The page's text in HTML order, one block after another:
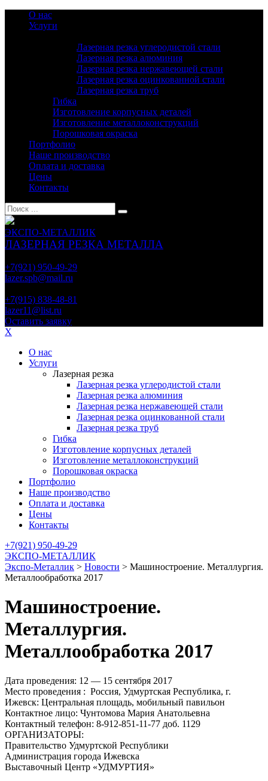
О нас
Услуги
Лазерная резка углеродистой стали
Лазерная резка алюминия
Лазерная резка нержавеющей стали
Лазерная резка оцинкованной стали
Лазерная резка труб
Гибка
Изготовление корпусных деталей
Изготовление металлоконструкций
Порошковая окраска
Портфолио
Наше производство
Оплата и доставка
Цены
Контакты
ЭКСПО-МЕТАЛЛИК
ЛАЗЕРНАЯ РЕЗКА МЕТАЛЛА
+7(921) 950-49-29
lazer.spb@mail.ru
+7(915) 838-48-81
lazer11@list.ru
Оставить заявку
X
О нас
Услуги
Лазерная резка
Лазерная резка углеродистой стали
Лазерная резка алюминия
Лазерная резка нержавеющей стали
Лазерная резка оцинкованной стали
Лазерная резка труб
Гибка
Изготовление корпусных деталей
Изготовление металлоконструкций
Порошковая окраска
Портфолио
Наше производство
Оплата и доставка
Цены
Контакты
+7(921) 950-49-29
ЭКСПО-МЕТАЛЛИК
Экспо-Металлик > Новости > Машиностроение. Металлургия.
Металлообработка 2017
Машиностроение.
Металлургия.
Металлообработка 2017
Дата проведения: 12 — 15 сентября 2017
Место проведения : Россия, Удмуртская Республика, г.
Ижевск: Центральная площадь, мобильный павильон
Контактное лицо: Чунтомова Мария Анатольевна
Контактный телефон: 8-912-851-11-77 доб. 1129
ОРГАНИЗАТОРЫ:
Правительство Удмуртской Республики
Администрация города Ижевска
Выставочный Центр «УДМУРТИЯ»